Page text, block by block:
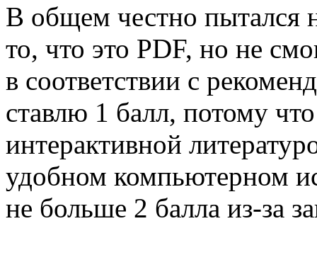
В общем честно пытался
то, что это PDF, но не
в соответствии с
ставлю 1 балл, потому
интерактивной
удобном компьютерном
не больше 2 балла из-за